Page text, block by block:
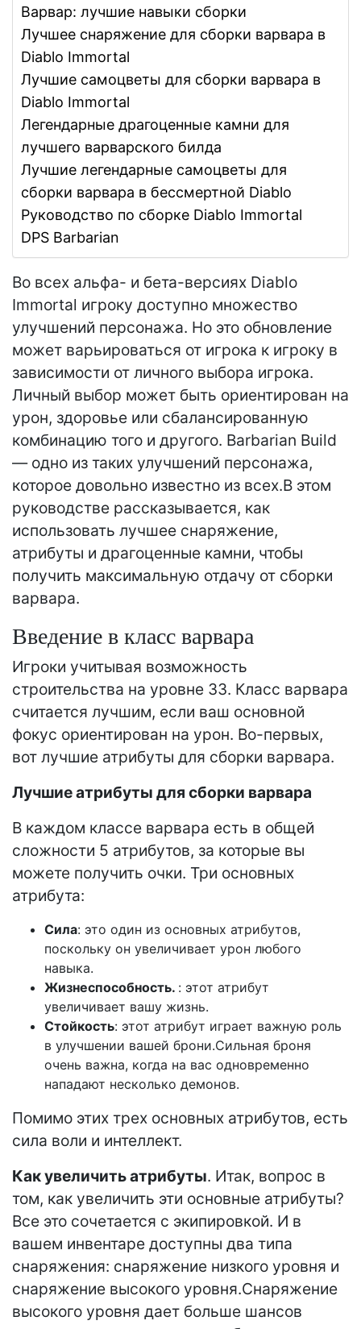
Варвар: лучшие навыки сборки
Лучшее снаряжение для сборки варвара в
Diablo Immortal
Лучшие самоцветы для сборки варвара в
Diablo Immortal
Легендарные драгоценные камни для
лучшего варварского билда
Лучшие легендарные самоцветы для
сборки варвара в бессмертной Diablo
Руководство по сборке Diablo Immortal
DPS Barbarian
Во всех альфа- и бета-версиях Diablo
Immortal игроку доступно множество
улучшений персонажа. Но это обновление
может варьироваться от игрока к игроку в
зависимости от личного выбора игрока.
Личный выбор может быть ориентирован на
урон, здоровье или сбалансированную
комбинацию того и другого. Barbarian Build
— одно из таких улучшений персонажа,
которое довольно известно из всех.В этом
руководстве рассказывается, как
использовать лучшее снаряжение,
атрибуты и драгоценные камни, чтобы
получить максимальную отдачу от сборки
варвара.
Введение в класс варвара
Игроки учитывая возможность
строительства на уровне 33. Класс варвара
считается лучшим, если ваш основной
фокус ориентирован на урон. Во-первых,
вот лучшие атрибуты для сборки варвара.
Лучшие атрибуты для сборки варвара
В каждом классе варвара есть в общей
сложности 5 атрибутов, за которые вы
можете получить очки. Три основных
атрибута:
Сила: это один из основных атрибутов,
поскольку он увеличивает урон любого
навыка.
Жизнеспособность. : этот атрибут
увеличивает вашу жизнь.
Стойкость: этот атрибут играет важную роль
в улучшении вашей брони.Сильная броня
очень важна, когда на вас одновременно
нападают несколько демонов.
Помимо этих трех основных атрибутов, есть
сила воли и интеллект.
Как увеличить атрибуты. Итак, вопрос в
том, как увеличить эти основные атрибуты?
Все это сочетается с экипировкой. И в
вашем инвентаре доступны два типа
снаряжения: снаряжение низкого уровня и
снаряжение высокого уровня.Снаряжение
высокого уровня дает больше шансов